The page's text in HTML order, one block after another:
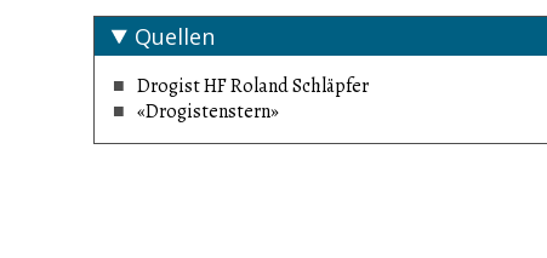
Quellen
Drogist HF Roland Schläpfer
«Drogistenstern»